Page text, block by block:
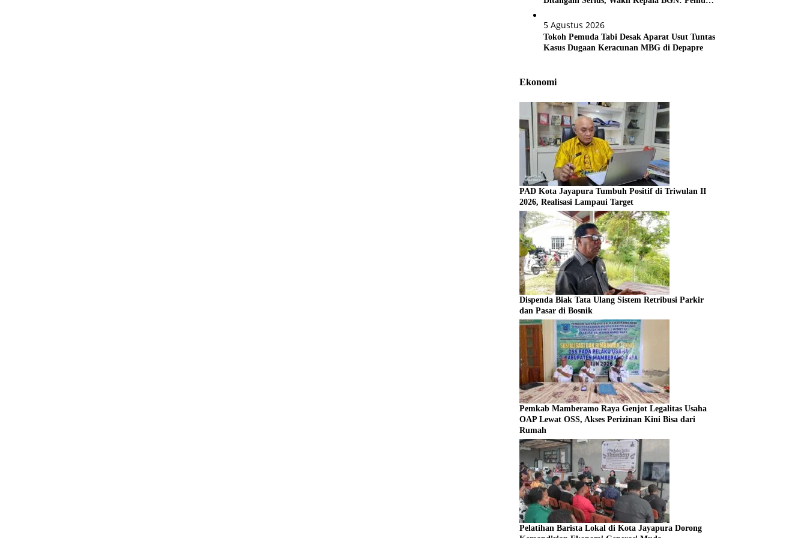
5 Agustus 2026
Tokoh Pemuda Tabi Desak Aparat Usut Tuntas
Kasus Dugaan Keracunan MBG di Depapre
Ekonomi
PAD Kota Jayapura Tumbuh Positif di Triwulan II
2026, Realisasi Lampaui Target
Dispenda Biak Tata Ulang Sistem Retribusi Parkir
dan Pasar di Bosnik
Pemkab Mamberamo Raya Genjot Legalitas Usaha
OAP Lewat OSS, Akses Perizinan Kini Bisa dari
Rumah
Pelatihan Barista Lokal di Kota Jayapura Dorong